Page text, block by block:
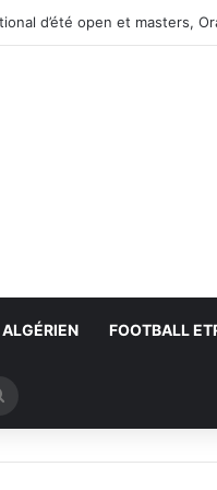
d’été open et masters,
FOOTBALL